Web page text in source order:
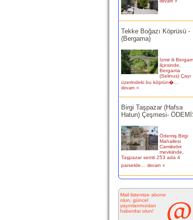
(Bergama)
ilçesinde,
Bergama
(Selinus) Çayı
üzerindeki bu köprün�...
devam »
Hatun) Çeşmesi- ÖDEMİŞ
Mahallesi
Camikebir
mevkiinde,
Taşpazar semti 253 ada 4
parselde... devam »
Kitabesiz Çeşmeler 4-
ÇEŞME
Resimde
görülen çeşme
Mail listemize abone
olun, güncel
yayınlarımızdan
haberdar olun!